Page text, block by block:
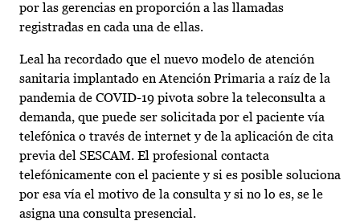
por las gerencias en proporción a las llamadas
registradas en cada una de ellas.
Leal ha recordado que el nuevo modelo de atención
sanitaria implantado en Atención Primaria a raíz de la
pandemia de COVID-19 pivota sobre la teleconsulta a
demanda, que puede ser solicitada por el paciente vía
telefónica o través de internet y de la aplicación de cita
previa del SESCAM. El profesional contacta
telefónicamente con el paciente y si es posible soluciona
por esa vía el motivo de la consulta y si no lo es, se le
asigna una consulta presencial.